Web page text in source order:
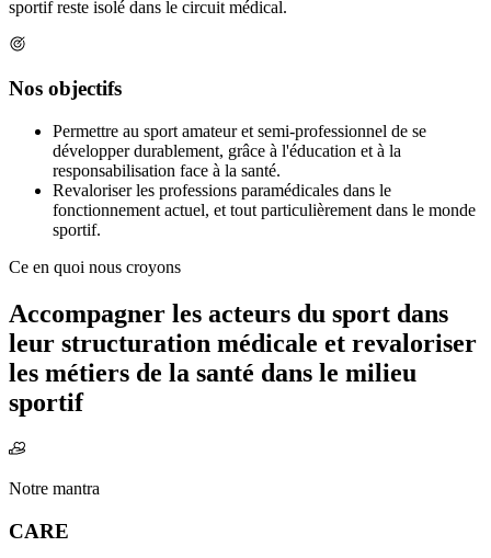
sportif reste isolé dans le circuit médical.
Nos objectifs
Permettre au sport amateur et semi-professionnel de se
développer durablement, grâce à l'éducation et à la
responsabilisation face à la santé.
Revaloriser les professions paramédicales dans le
fonctionnement actuel, et tout particulièrement dans le monde
sportif.
Ce en quoi nous croyons
Accompagner les acteurs du sport dans
leur structuration médicale et revaloriser
les métiers de la santé dans le milieu
sportif
Notre mantra
CARE